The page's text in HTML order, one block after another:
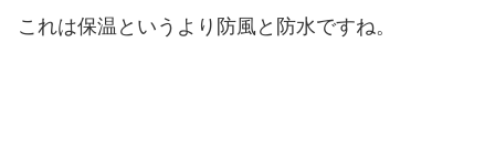
これは保温というより防風と防水ですね。